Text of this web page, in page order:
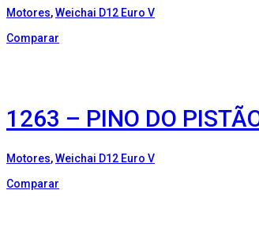
Motores,Weichai D12 Euro V
Comparar
1263 – PINO DO
Motores,Weichai D12 Euro V
Comparar